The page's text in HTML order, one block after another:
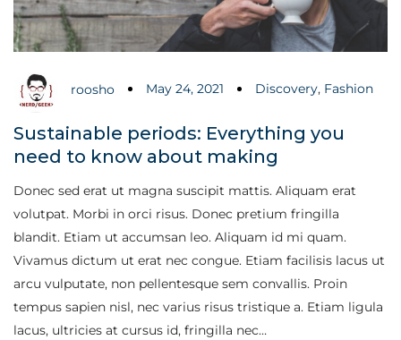
roosho May 24, 2021 Discovery, Fashion
Sustainable periods: Everything you
need to know about making
Donec sed erat ut magna suscipit mattis. Aliquam erat
volutpat. Morbi in orci risus. Donec pretium fringilla
blandit. Etiam ut accumsan leo. Aliquam id mi quam.
Vivamus dictum ut erat nec congue. Etiam facilisis lacus ut
arcu vulputate, non pellentesque sem convallis. Proin
tempus sapien nisl, nec varius risus tristique a. Etiam ligula
lacus, ultricies at cursus id, fringilla nec…